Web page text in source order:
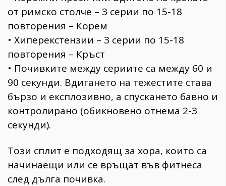
от римско столче – 3 серии по 15-18
повторения – Корем
• Хиперекстензии – 3 серии по 15-18
повторения – Кръст
• Почивките между сериите са между 60 и
90 секунди. Вдигането на тежестите става
бързо и експлозивно, а спускането бавно и
контролирано (обикновено отнема 2-3
секунди).
Този сплит е подходящ за хора, които са
начинаещи или се връщат във фитнеса
след дълга почивка.